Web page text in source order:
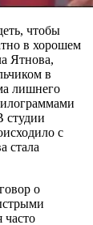
чтобы
в хорошем
Ятнова,
в
лишнего
студии
с
стала
о
часто